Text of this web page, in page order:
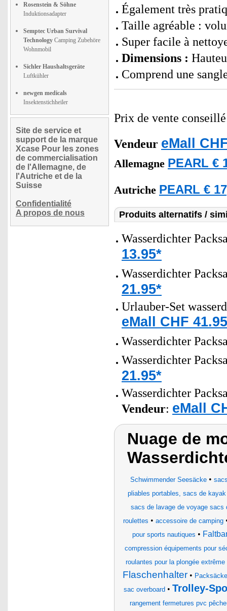
Rosenstein & Söhne
Induktionsadapter
Semptec Urban Survival
Technology Camping Zubehöre
Wohnmobil
Sichler Haushaltsgeräte
Luftkühler
newgen medicals
Insektenstichheiler
Site de service et
support de la marque
Xcase Pour les zones
de commercialisation
de l'Allemagne, de
l'Autriche et de la
Suisse
Confidentialité
A propos de nous
Également très
Taille agréable :
Super facile à
Dimensions :
Comprend une
Prix de vente
Vendeur eMall
Allemagne PEARL €
Autriche PEARL €
Produits alternatifs /
Wasserdichter
13.95*
Wasserdichter
21.95*
Urlauber-Set
eMall CHF
Wasserdichter
Wasserdichter
21.95*
Wasserdichter
Vendeur: eMall
Nuage de
Schwimmender Seesäcke •
pliables portables, sacs de kayak
sacs de lavage de voyage
roulettes • accessoire de camping
pour sports nautiques •
compression équipements pour
roulantes pour la plongée
Flaschenhalter •
sac overboard• Trolley-
rangement fermetures pvc